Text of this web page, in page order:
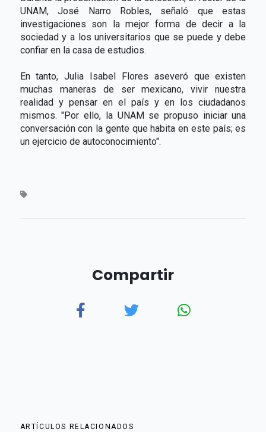
UNAM, José Narro Robles, señaló que estas
investigaciones son la mejor forma de decir a la
sociedad y a los universitarios que se puede y debe
confiar en la casa de estudios.
En tanto, Julia Isabel Flores aseveró que existen
muchas maneras de ser mexicano, vivir nuestra
realidad y pensar en el país y en los ciudadanos
mismos. "Por ello, la UNAM se propuso iniciar una
conversación con la gente que habita en este país; es
un ejercicio de autoconocimiento".
Compartir
ARTÍCULOS RELACIONADOS